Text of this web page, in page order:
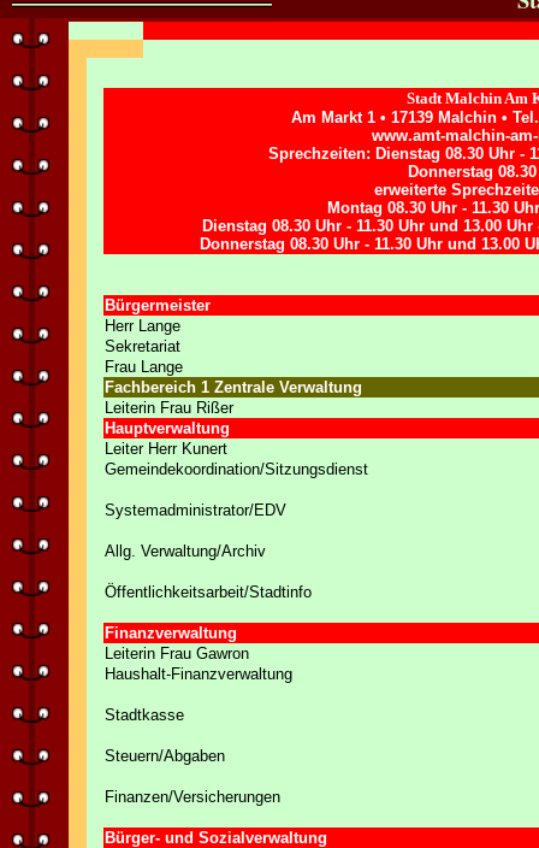
Stadt Malchin Am
Am Markt 1 • 17139 Malchin •
www.amt-malchin-
Sprechzeiten: Dienstag 08.30 Uhr -
Donnerstag
erweiterte
Montag 08.30 Uhr - 11.30
Dienstag 08.30 Uhr - 11.30 Uhr und 13.00
Donnerstag 08.30 Uhr - 11.30 Uhr und 13.00
Bürgermeister
Herr Lange
Sekretariat
Frau Lange
Fachbereich 1 Zentrale Verwaltung
Leiterin Frau Rißer
Hauptverwaltung
Leiter Herr Kunert
Gemeindekoordination/Sitzungsdienst
Systemadministrator/EDV
Allg. Verwaltung/Archiv
Öffentlichkeitsarbeit/Stadtinfo
Finanzverwaltung
Leiterin Frau Gawron
Haushalt-Finanzverwaltung
Stadtkasse
Steuern/Abgaben
Finanzen/Versicherungen
Bürger- und Sozialverwaltung